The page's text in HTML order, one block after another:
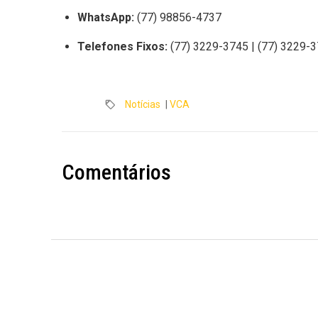
WhatsApp: (77) 98856-4737
Telefones Fixos: (77) 3229-3745 | (77) 3229-
Notícias | VCA
Comentários